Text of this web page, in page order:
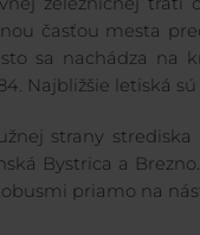
časťou mesta
sa nachádza na
Najbližšie letiská
strany
Bystrica a
priamo na